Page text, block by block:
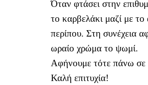
Όταν φτάσει στην
το καρβελάκι μαζί με
περίπου. Στη συνέχεια
ωραίο χρώμα το ψωμί.
Αφήνουμε τότε πάνω σε
Καλή επιτυχία!